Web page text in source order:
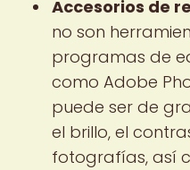
Accesorios de
no son
programas de
como Adobe
puede ser de
el brillo, el
fotografías, así